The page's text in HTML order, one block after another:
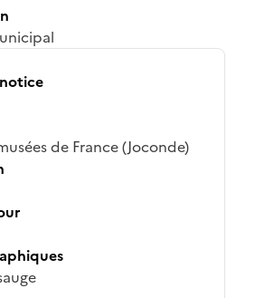
de France (Joconde)